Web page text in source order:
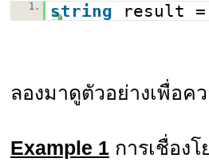
1. string result
ลองมาดูตัวอย่างเพื่อค
Example 1 การเชื่อง